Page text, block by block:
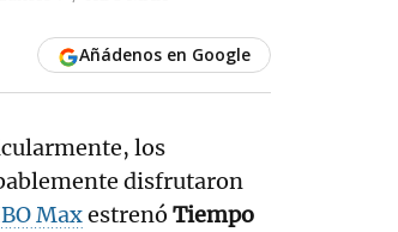
Añádenos en Google
los
disfrutaron
Maxestrenó Tiempo